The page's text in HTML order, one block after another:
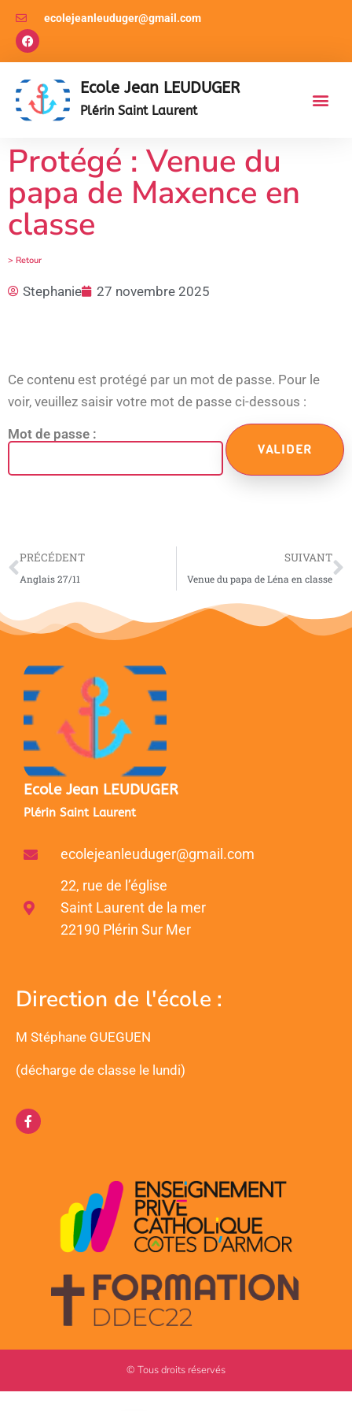
ecolejeanleuduger@gmail.com
Ecole Jean LEUDUGER
Plérin Saint Laurent
Protégé : Venue du
papa de Maxence en
classe
> Retour
Stephanie 27 novembre 2025
Ce contenu est protégé par un mot de passe. Pour le
voir, veuillez saisir votre mot de passe ci-dessous :
Mot de passe :
PRÉCÉDENT
Anglais 27/11
SUIVANT
Venue du papa de Léna en classe
Ecole Jean LEUDUGER
Plérin Saint Laurent
ecolejeanleuduger@gmail.com
22, rue de l’église
Saint Laurent de la mer
22190 Plérin Sur Mer
Direction de l'école :
M Stéphane GUEGUEN
(décharge de classe le lundi)
© Tous droits réservés